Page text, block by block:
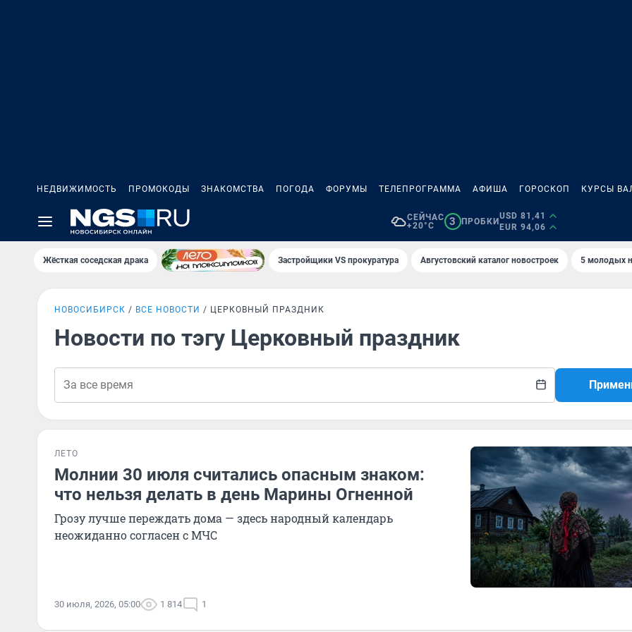
НЕДВИЖИМОСТЬ ПРОМОКОДЫ ЗНАКОМСТВА ПОГОДА ФОРУМЫ ТЕЛЕПРОГРАММА АФИША ГОРОСКОП КУРСЫ
СЕЙЧАС
+20°C
3 ПРОБКИ
USD 81,41
EUR 94,06
Жёсткая соседская драка Застройщики VS прокуратура Августовский каталог новостроек 5 молодых
НОВОСИБИРСК ВСЕ НОВОСТИ ЦЕРКОВНЫЙ ПРАЗДНИК
Новости по тэгу Церковный праздник
ЛЕТО
Молнии 30 июля считались опасным знаком:
что нельзя делать в день Марины Огненной
Грозу лучше переждать дома — здесь народный календарь
неожиданно согласен с МЧС
30 июля, 2026, 05:00 1 814 1